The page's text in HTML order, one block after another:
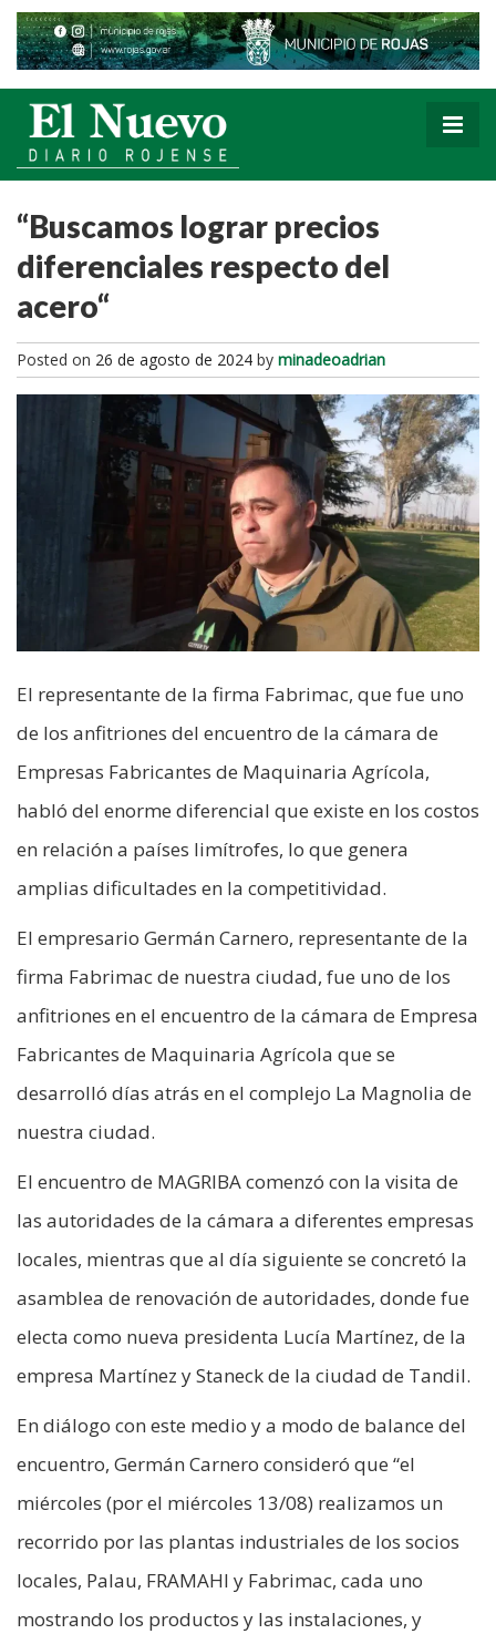
“Buscamos lograr precios
diferenciales respecto del
acero“
Posted on 26 de agosto de 2024 by minadeoadrian
El representante de la firma Fabrimac, que fue uno
de los anfitriones del encuentro de la cámara de
Empresas Fabricantes de Maquinaria Agrícola,
habló del enorme diferencial que existe en los costos
en relación a países limítrofes, lo que genera
amplias dificultades en la competitividad.
El empresario Germán Carnero, representante de la
firma Fabrimac de nuestra ciudad, fue uno de los
anfitriones en el encuentro de la cámara de Empresa
Fabricantes de Maquinaria Agrícola que se
desarrolló días atrás en el complejo La Magnolia de
nuestra ciudad.
El encuentro de MAGRIBA comenzó con la visita de
las autoridades de la cámara a diferentes empresas
locales, mientras que al día siguiente se concretó la
asamblea de renovación de autoridades, donde fue
electa como nueva presidenta Lucía Martínez, de la
empresa Martínez y Staneck de la ciudad de Tandil.
En diálogo con este medio y a modo de balance del
encuentro, Germán Carnero consideró que “el
miércoles (por el miércoles 13/08) realizamos un
recorrido por las plantas industriales de los socios
locales, Palau, FRAMAHI y Fabrimac, cada uno
mostrando los productos y las instalaciones, y